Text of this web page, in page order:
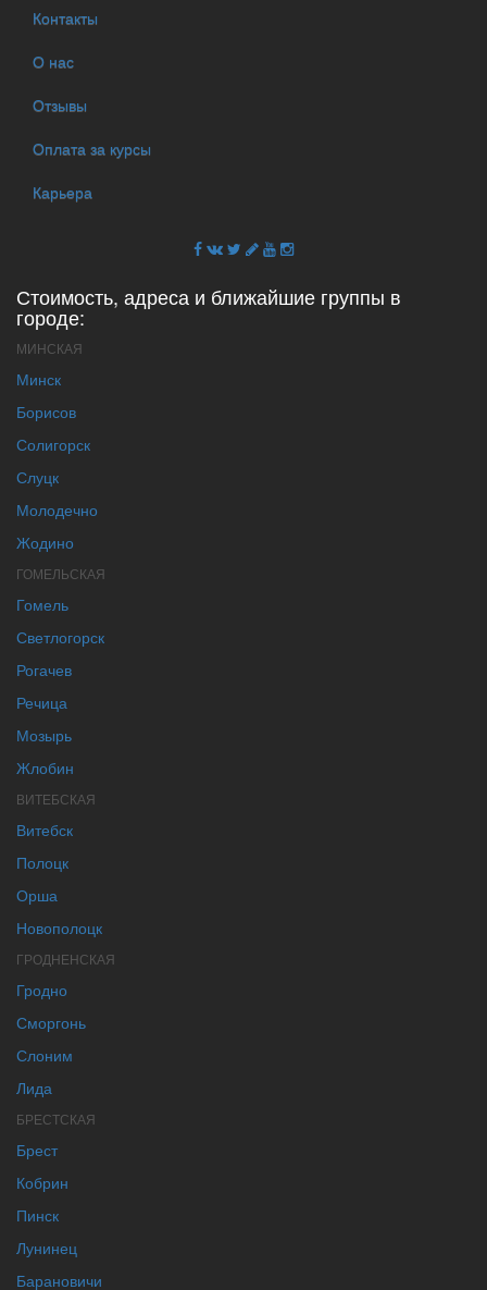
Контакты
О нас
Отзывы
Оплата за курсы
Карьера
Стоимость, адреса и ближайшие группы в
городе:
МИНСКАЯ
Минск
Борисов
Солигорск
Слуцк
Молодечно
Жодино
ГОМЕЛЬСКАЯ
Гомель
Светлогорск
Рогачев
Речица
Мозырь
Жлобин
ВИТЕБСКАЯ
Витебск
Полоцк
Орша
Новополоцк
ГРОДНЕНСКАЯ
Гродно
Сморгонь
Слоним
Лида
БРЕСТСКАЯ
Брест
Кобрин
Пинск
Лунинец
Барановичи